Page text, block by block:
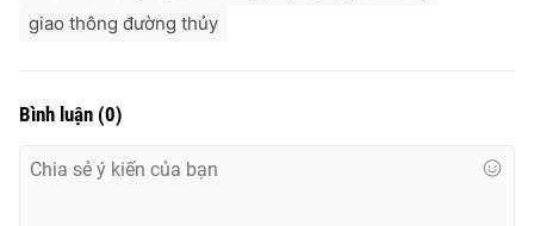
giao thông đường thủy
Bình luận (0)